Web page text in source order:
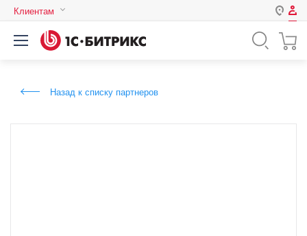
Клиентам
Авторизация
Назад к списку партнеров